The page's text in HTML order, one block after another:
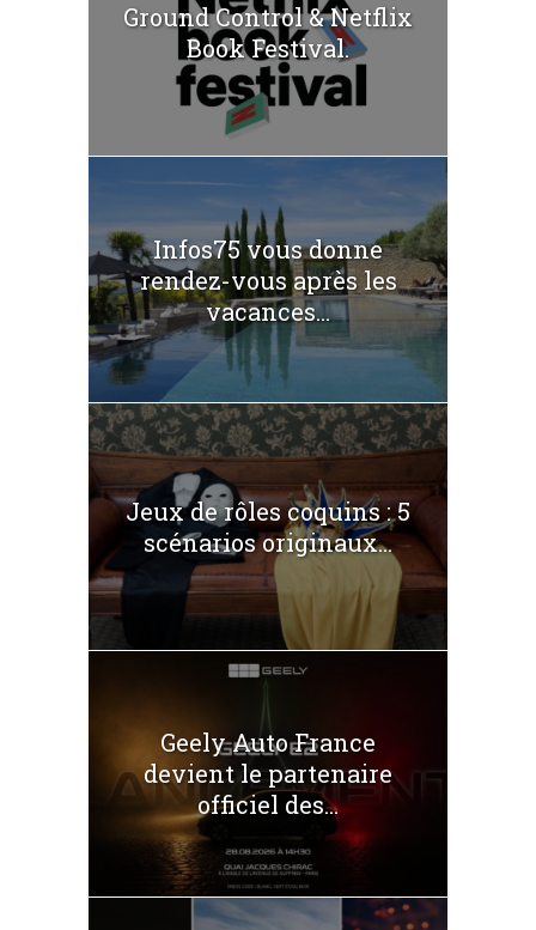
Ground Control & Netflix
Book Festival.
Infos75 vous donne
rendez-vous après les
vacances...
Jeux de rôles coquins : 5
scénarios originaux...
Geely Auto France
devient le partenaire
officiel des...